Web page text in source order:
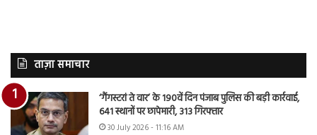
ताज़ा समाचार
‘गैंगस्टरां ते वार’ के 190वें दिन पंजाब पुलिस की बड़ी कार्रवाई,
641 स्थानों पर छापेमारी, 313 गिरफ्तार
30 July 2026 - 11:16 AM